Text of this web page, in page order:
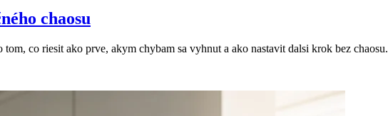
chaosu
co riesit ako prve, akym chybam sa vyhnut a ako nastavit dalsi krok bez chaosu.